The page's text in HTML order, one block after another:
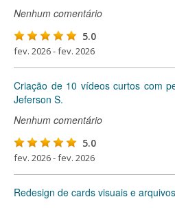
Nenhum comentário
5.0
fev. 2026 - fev. 2026
Criação de 10 vídeos curtos com
Jeferson S.
Nenhum comentário
5.0
fev. 2026 - fev. 2026
Redesign de cards visuais e